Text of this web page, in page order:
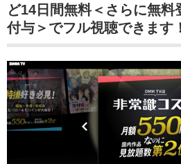
ど14日間無料＜さらに無料
付与＞でフル視聴できます